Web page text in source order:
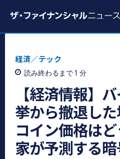
経済／テック
読み終わるまで 1 分
【経済情報】
挙から撤退し
コイン価格は
家が予測する